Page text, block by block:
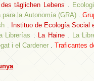
täglichen Lebens
para la Autonomía (GRA).
Instituo de Ecología Social
Librerías La Haine.
La
i el Cardener
Traficantes